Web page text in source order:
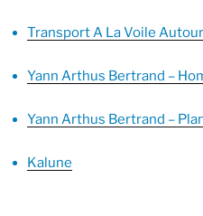
Transport A La Voile
Yann Arthus Bertrand –
Yann Arthus Bertrand –
Kalune